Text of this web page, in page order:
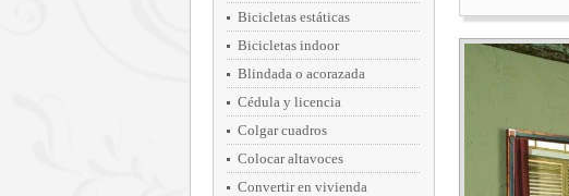
Bicicletas estáticas
Bicicletas indoor
Blindada o acorazada
Cédula y licencia
Colgar cuadros
Colocar altavoces
Convertir en vivienda